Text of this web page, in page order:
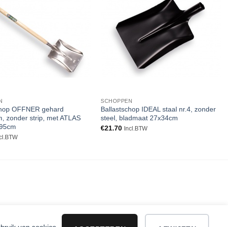
OFFNER gehard
zonder strip, met ATLAS
aan
verlanglijst
SCHOPPEN
Ballastschop IDEAL staal nr.4, zonder
steel, bladmaat 27x34cm
€21.70 Incl.BTW